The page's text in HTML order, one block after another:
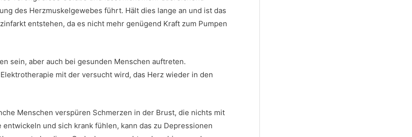
des Herzmuskelgewebes führt. Hält dies lange an und ist das
entstehen, da es nicht mehr genügend Kraft zum Pumpen
sein, aber auch bei gesunden Menschen auftreten.
mit der versucht wird, das Herz wieder in den
Menschen verspüren Schmerzen in der Brust, die nichts mit
und sich krank fühlen, kann das zu Depressionen